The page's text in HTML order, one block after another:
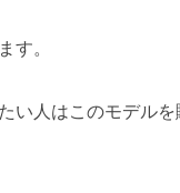
す。
い人はこのモデルを